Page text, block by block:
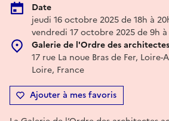
Date
jeudi 16 octobre 2025 de 18h à
vendredi 17 octobre 2025 de 9h à
Galerie de l'Ordre des
17 rue La noue Bras de Fer,
Loire, France
Ajouter à mes favoris